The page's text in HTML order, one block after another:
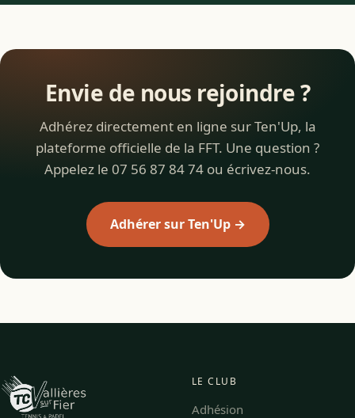
Envie de nous rejoindre ?
Adhérez directement en ligne sur Ten'Up, la
plateforme officielle de la FFT. Une question ?
Appelez le 07 56 87 84 74 ou écrivez-nous.
Adhérer sur Ten'Up →
LE CLUB
Adhésion